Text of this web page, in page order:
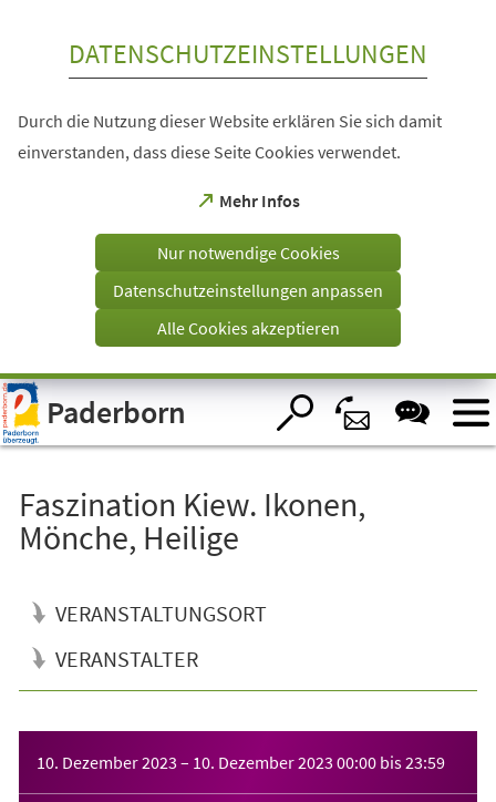
Visuelle
Assistenzsoftware
öffnen.
DATENSCHUTZEINSTELLUNGEN
Durch die Nutzung dieser Website erklären Sie sich damit
einverstanden, dass diese Seite Cookies verwendet.
Mehr Infos
(Öffnet
einem
Tab)
Nur notwendige Cookies
Datenschutzeinstellungen anpassen
Alle Cookies akzeptieren
Paderborn
Faszination Kiew. Ikonen,
Mönche, Heilige
VERANSTALTUNGSORT
VERANSTALTER
10. Dezember 2023 – 10. Dezember 2023 00:00 bis23:59